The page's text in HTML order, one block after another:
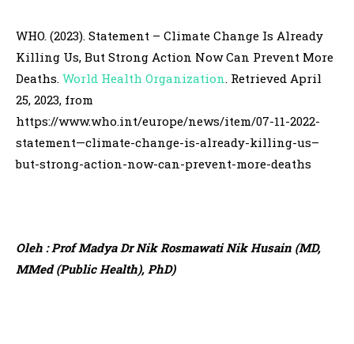
WHO. (2023). Statement – Climate Change Is Already
Killing Us, But Strong Action Now Can Prevent More
Deaths. World Health Organization. Retrieved April
25, 2023, from
https://www.who.int/europe/news/item/07-11-2022-
statement—climate-change-is-already-killing-us–
but-strong-action-now-can-prevent-more-deaths
Oleh : Prof Madya Dr Nik Rosmawati Nik Husain (MD,
MMed (Public Health), PhD)